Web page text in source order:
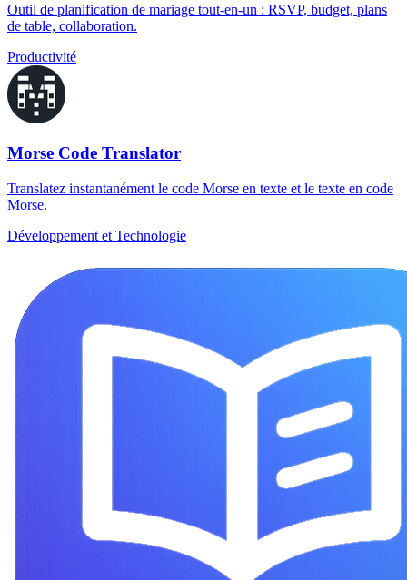
Outil de planification de mariage tout-en-un : RSVP, budget, plans
de table, collaboration.
Productivité
Morse Code Translator
Translatez instantanément le code Morse en texte et le texte en code
Morse.
Développement et Technologie